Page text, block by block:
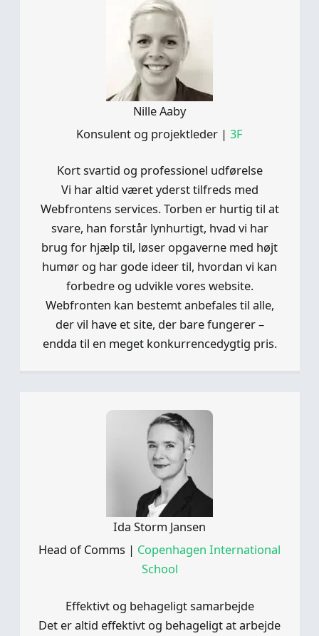
Nille Aaby
Konsulent og projektleder | 3F
Kort svartid og professionel udførelse
Vi har altid været yderst tilfreds med
Webfrontens services. Torben er hurtig til at
svare, han forstår lynhurtigt, hvad vi har
brug for hjælp til, løser opgaverne med højt
humør og har gode ideer til, hvordan vi kan
forbedre og udvikle vores website.
Webfronten kan bestemt anbefales til alle,
der vil have et site, der bare fungerer –
endda til en meget konkurrencedygtig pris.
Ida Storm Jansen
Head of Comms | Copenhagen International
School
Effektivt og behageligt samarbejde
Det er altid effektivt og behageligt at arbejde